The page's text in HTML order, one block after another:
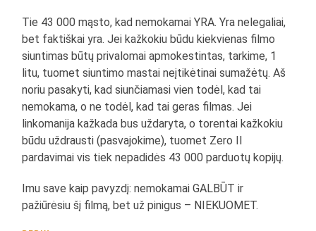
Tie 43 000 mąsto, kad nemokamai YRA. Yra nelegaliai,
bet faktiškai yra. Jei kažkokiu būdu kiekvienas filmo
siuntimas būtų privalomai apmokestintas, tarkime, 1
litu, tuomet siuntimo mastai neįtikėtinai sumažėtų. Aš
noriu pasakyti, kad siunčiamasi vien todėl, kad tai
nemokama, o ne todėl, kad tai geras filmas. Jei
linkomanija kažkada bus uždaryta, o torentai kažkokiu
būdu uždrausti (pasvajokime), tuomet Zero II
pardavimai vis tiek nepadidės 43 000 parduotų kopijų.
Imu save kaip pavyzdį: nemokamai GALBŪT ir
pažiūrėsiu šį filmą, bet už pinigus – NIEKUOMET.